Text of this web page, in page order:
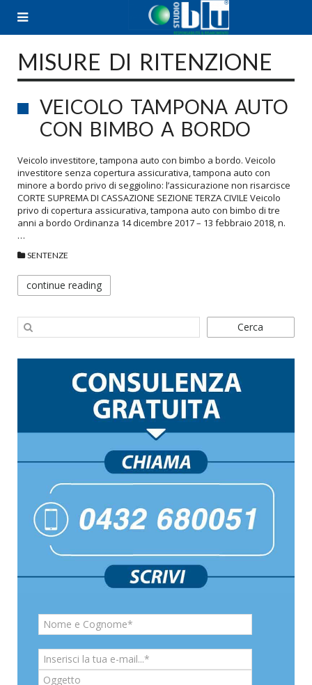
MISURE DI RITENZIONE
VEICOLO TAMPONA AUTO
CON BIMBO A BORDO
Veicolo investitore, tampona auto con bimbo a bordo. Veicolo
investitore senza copertura assicurativa, tampona auto con
minore a bordo privo di seggiolino: l’assicurazione non risarcisce
CORTE SUPREMA DI CASSAZIONE SEZIONE TERZA CIVILE Veicolo
privo di copertura assicurativa, tampona auto con bimbo di tre
anni a bordo Ordinanza 14 dicembre 2017 – 13 febbraio 2018, n.
…
SENTENZE
continue reading
Cerca